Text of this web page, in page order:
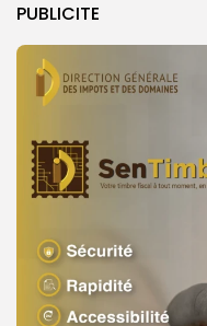
PUBLICITE